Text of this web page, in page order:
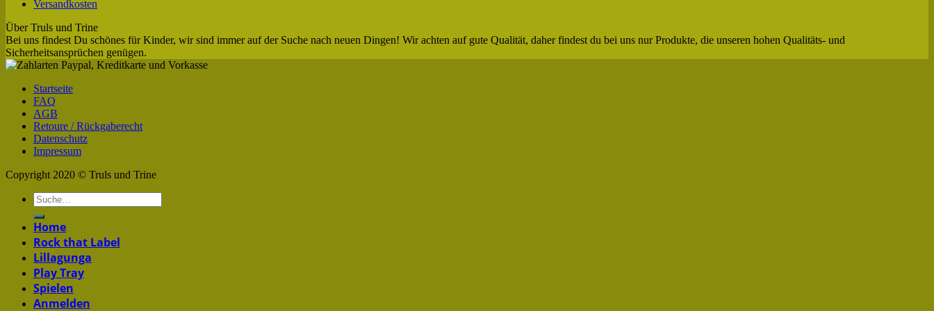
Versandkosten
Über Truls und Trine
Bei uns findest Du schönes für Kinder, wir sind immer auf der Suche nach neuen Dingen! Wir achten auf gute Qualität, daher findest du bei uns nur Produkte, die unseren hohen Qualitäts- und
Sicherheitsansprüchen genügen.
Startseite
FAQ
AGB
Retoure / Rückgaberecht
Datenschutz
Impressum
Copyright 2020 © Truls und Trine
Home
Rock that Label
Lillagunga
Play Tray
Spielen
Anmelden